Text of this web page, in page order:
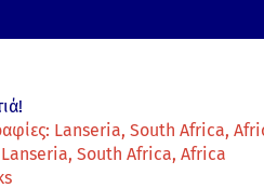
Lanseria, South Africa,
Lanseria, South Africa, Africa